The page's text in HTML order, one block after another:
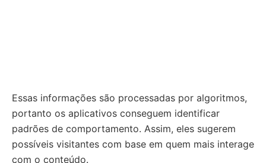
Essas informações são processadas por algoritmos,
portanto os aplicativos conseguem identificar
padrões de comportamento. Assim, eles sugerem
possíveis visitantes com base em quem mais interage
com o conteúdo.